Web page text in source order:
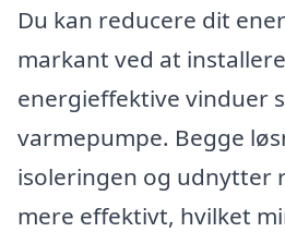
Du kan reducere dit
markant ved at
energieffektive vinduer
varmepumpe. Begge
isoleringen og udnytter
mere effektivt, hvilket